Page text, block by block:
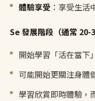
體驗享受 ：享受生活
Se 發展階段（通常 20-
開始學習「活在當下」
可能開始更關注身體
學習欣賞即時體驗，